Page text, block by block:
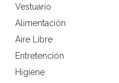
Vestuario
Alimentación
Aire Libre
Entretención
Higiene